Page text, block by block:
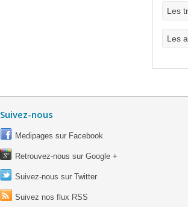
Les
Les
Suivez-nous
Medipages sur Facebook
Retrouvez-nous sur Google +
Suivez-nous sur Twitter
Suivez nos flux RSS